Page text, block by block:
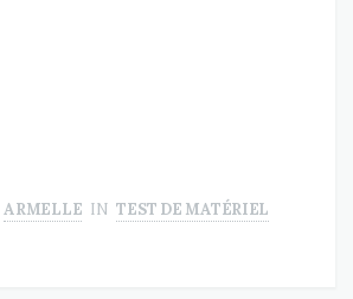
ARMELLE IN TEST DE MATÉRIEL